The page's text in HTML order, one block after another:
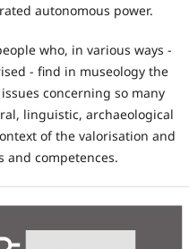
autonomous power.
who, in various ways -
- find in museology the
concerning so many
linguistic, archaeological
of the valorisation and
and competences.